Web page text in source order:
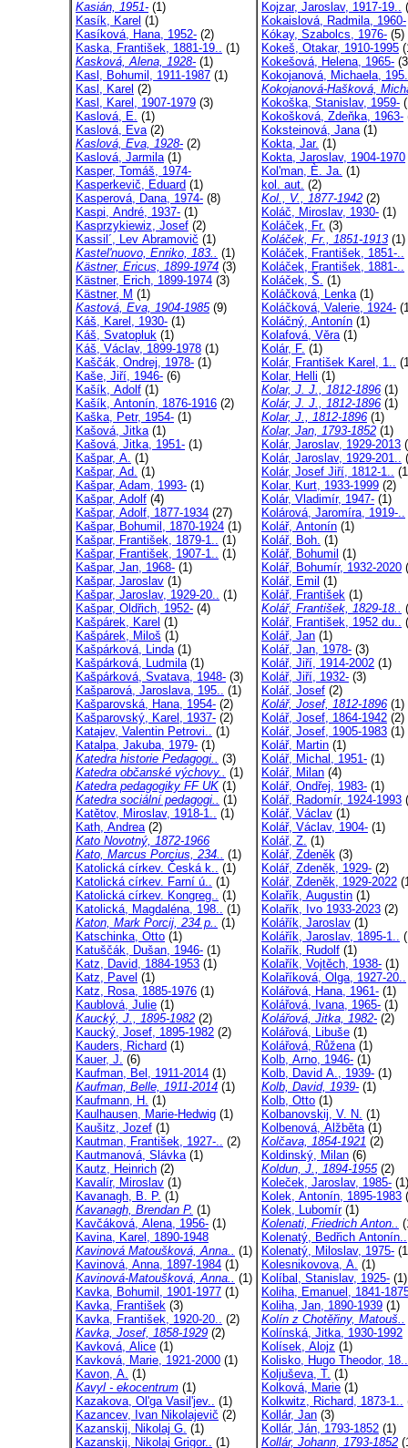
Kasián, 1951- (1)
Kasík, Karel (1)
Kasíková, Hana, 1952- (2)
Kaska, František, 1881-19.. (1)
Kasková, Alena, 1928- (1)
Kasl, Bohumil, 1911-1987 (1)
Kasl, Karel (2)
Kasl, Karel, 1907-1979 (3)
Kaslová, E. (1)
Kaslová, Eva(2)
Kaslová, Eva, 1928- (2)
Kaslová, Jarmila(1)
Kasper, Tomáš, 1974-
Kasperkevič, Eduard (1)
Kasperová, Dana, 1974- (8)
Kaspi, André, 1937- (1)
Kasprzykiewiz, Josef (2)
Kassil´, Lev Abramovič (1)
Kastel'nuovo, Enriko, 183.. (1)
Kästner, Ericus, 1899-1974 (3)
Kästner, Erich, 1899-1974 (3)
Kästner, M (1)
Kastová, Eva, 1904-1985(9)
Káš, Karel, 1930- (1)
Káš, Svatopluk (1)
Káš, Václav, 1899-1978 (1)
Kaščák, Ondrej, 1978- (1)
Kaše, Jiří, 1946- (6)
Kašík, Adolf (1)
Kašík, Antonín, 1876-1916 (2)
Kaška, Petr, 1954- (1)
Kašová, Jitka(1)
Kašová, Jitka, 1951- (1)
Kašpar, A. (1)
Kašpar, Ad. (1)
Kašpar, Adam, 1993- (1)
Kašpar, Adolf (4)
Kašpar, Adolf, 1877-1934 (27)
Kašpar, Bohumil, 1870-1924 (1)
Kašpar, František, 1879-1.. (1)
Kašpar, František, 1907-1.. (1)
Kašpar, Jan, 1968- (1)
Kašpar, Jaroslav (1)
Kašpar, Jaroslav, 1929-20.. (1)
Kašpar, Oldřich, 1952- (4)
Kašpárek, Karel (1)
Kašpárek, Miloš (1)
Kašpárková, Linda(1)
Kašpárková, Ludmila(1)
Kašpárková, Svatava, 1948- (3)
Kašparová, Jaroslava, 195.. (1)
Kašparovská, Hana, 1954- (2)
Kašparovský, Karel, 1937- (2)
Katajev, Valentin Petrovi.. (1)
Katalpa, Jakuba, 1979- (1)
Katedra historie Pedagogi.. (3)
Katedra občanské výchovy.. (1)
Katedra pedagogiky FF UK (1)
Katedra sociální pedagogi.. (1)
Katětov, Miroslav, 1918-1.. (1)
Kath, Andrea(2)
Kato Novotný, 1872-1966
Kato, Marcus Porcius, 234.. (1)
Katolická církev. Česká k.. (1)
Katolická církev. Farní ú.. (1)
Katolická církev. Kongreg.. (1)
Katolická, Magdaléna, 198.. (1)
Katon, Mark Porcij, 234 p.. (1)
Katschinka, Otto (1)
Katuščák, Dušan, 1946- (1)
Katz, David, 1884-1953 (1)
Katz, Pavel (1)
Katz, Rosa, 1885-1976 (1)
Kaublová, Julie (1)
Kaucký, J., 1895-1982 (2)
Kaucký, Josef, 1895-1982 (2)
Kauders, Richard (1)
Kauer, J. (6)
Kaufman, Bel, 1911-2014 (1)
Kaufman, Belle, 1911-2014 (1)
Kaufmann, H. (1)
Kaulhausen, Marie-Hedwig (1)
Kaušitz, Jozef (1)
Kautman, František, 1927-.. (2)
Kautmanová, Slávka(1)
Kautz, Heinrich (2)
Kavalír, Miroslav (1)
Kavanagh, B. P. (1)
Kavanagh, Brendan P. (1)
Kavčáková, Alena, 1956- (1)
Kavina, Karel, 1890-1948
Kavinová Matoušková, Anna.. (1)
Kavinová, Anna, 1897-1984 (1)
Kavinová-Matoušková, Anna.. (1)
Kavka, Bohumil, 1901-1977 (1)
Kavka, František (3)
Kavka, František, 1920-20.. (2)
Kavka, Josef, 1858-1929 (2)
Kavková, Alice (1)
Kavková, Marie, 1921-2000 (1)
Kavon, A. (1)
Kavyl - ekocentrum (1)
Kazakova, Ol'ga Vasil'jev.. (1)
Kazancev, Ivan Nikolajevič (2)
Kazanskij, Nikolaj G. (1)
Kazanskij, Nikolaj Grigor.. (1)
Kojzar, Jaroslav, 1917-19..
Kokaislová, Radmila, 1960-
Kókay, Szabolcs, 1976- (5)
Kokeš, Otakar, 1910-1995
Kokešová, Helena, 1965-
Kokojanová, Michaela,
Kokojanová-Hašková,
Kokoška, Stanislav, 1959-
Kokošková, Zdeňka, 1963-
Koksteinová, Jana(1)
Kokta, Jar. (1)
Kokta, Jaroslav, 1904-1970
Kol'man, È. Ja. (1)
kol. aut. (2)
Kol., V., 1877-1942 (2)
Koláč, Miroslav, 1930- (1)
Koláček, Fr. (3)
Koláček, Fr., 1851-1913 (1)
Koláček, František, 1851-..
Koláček, František, 1881-..
Koláček, Š. (1)
Koláčková, Lenka(1)
Koláčková, Valerie, 1924-
Koláčný, Antonín (1)
Kolafová, Věra(1)
Kolár, F. (1)
Kolár, František Karel, 1..
Kolar, Helli (1)
Kolar, J. J., 1812-1896 (1)
Kolár, J. J., 1812-1896 (1)
Kolar, J., 1812-1896 (1)
Kolar, Jan, 1793-1852 (1)
Kolár, Jaroslav, 1929-2013
Kolár, Jaroslav, 1929-201..
Kolár, Josef Jiří, 1812-1..
Kolar, Kurt, 1933-1999 (2)
Kolár, Vladimír, 1947- (1)
Kolárová, Jaromíra, 1919-..
Kolář, Antonín (1)
Kolář, Boh. (1)
Kolář, Bohumil (1)
Kolář, Bohumír, 1932-2020
Kolář, Emil (1)
Kolář, František (1)
Kolář, František, 1829-18..
Kolář, František, 1952 du..
Kolář, Jan (1)
Kolář, Jan, 1978- (3)
Kolář, Jiří, 1914-2002 (1)
Kolář, Jiří, 1932- (3)
Kolář, Josef (2)
Kolář, Josef, 1812-1896 (1)
Kolář, Josef, 1864-1942 (2)
Kolář, Josef, 1905-1983 (1)
Kolář, Martin (1)
Kolář, Michal, 1951- (1)
Kolář, Milan (4)
Kolář, Ondřej, 1983- (1)
Kolář, Radomír, 1924-1993
Kolář, Václav (1)
Kolář, Václav, 1904- (1)
Kolář, Z. (1)
Kolář, Zdeněk (3)
Kolář, Zdeněk, 1929- (2)
Kolář, Zdeněk, 1929-2022
Kolařík, Augustin (1)
Kolařík, Ivo 1933-2023 (2)
Kolářík, Jaroslav (1)
Kolářík, Jaroslav, 1895-1..
Kolařík, Rudolf (1)
Kolařík, Vojtěch, 1938- (1)
Kolaříková, Olga, 1927-20..
Kolářová, Hana, 1961- (1)
Kolářová, Ivana, 1965- (1)
Kolářová, Jitka, 1982- (2)
Kolářová, Libuše (1)
Kolářová, Růžena(1)
Kolb, Arno, 1946- (1)
Kolb, David A., 1939- (1)
Kolb, David, 1939- (1)
Kolb, Otto (1)
Kolbanovskij, V. N. (1)
Kolbenová, Alžběta(1)
Kolčava, 1854-1921 (2)
Koldinský, Milan (6)
Koldun, J., 1894-1955(2)
Koleček, Jaroslav, 1985- (1)
Kolek, Antonín, 1895-1983
Kolek, Lubomír(1)
Kolenati, Friedrich Anton..
Kolenatý, Bedřich Antonín..
Kolenatý, Miloslav, 1975-
Kolesnikovova, A. (1)
Kolíbal, Stanislav, 1925- (1)
Koliha, Emanuel, 1841-
Koliha, Jan, 1890-1939 (1)
Kolín z Chotěřiny, Matouš..
Kolínská, Jitka, 1930-1992
Kolísek, Alojz (1)
Kolisko, Hugo Theodor, 18..
Koljuševa, T. (1)
Kolková, Marie (1)
Kolkwitz, Richard, 1873-1..
Kollár, Jan (3)
Kollár, Ján, 1793-1852 (1)
Kollár, Johann, 1793-1852